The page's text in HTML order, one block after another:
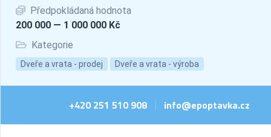
Předpokládaná hodnota
200 000 — 1 000 000 Kč
Kategorie
Dveře a vrata - prodej Dveře a vrata - výroba
+420 251 510 908 | info@epoptavka.cz